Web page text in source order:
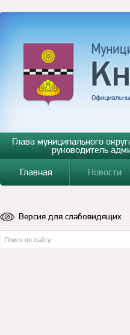
Глава муниципального
руководитель
Главная
Новости
Версия для слабовидящих